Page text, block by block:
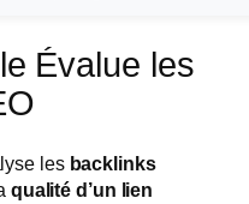
Évalue les
les backlinks
qualité d’un lien